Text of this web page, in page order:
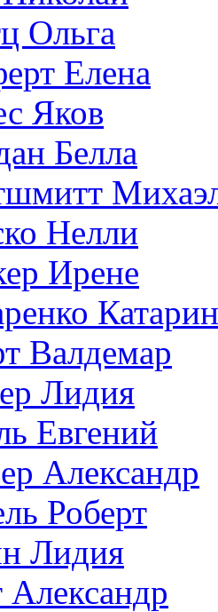
Ольга
Елена
Яков
Белла
Нелли
Ирене
Валдемaр
Лидия
Евгений
Александр
Роберт
Лидия
Александр